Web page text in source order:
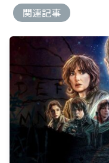
関連記事